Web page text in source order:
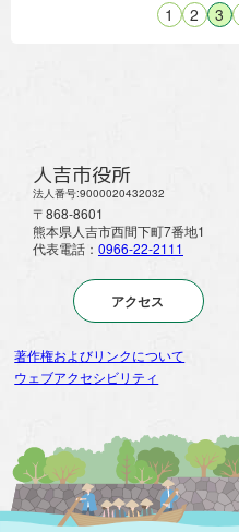
1 2 3
人吉市役所
法人番号:9000020432032
〒868-8601
熊本県人吉市西間下町7番地1
代表電話： 0966-22-2111
アクセス
著作権およびリンクについて
ウェブアクセシビリティ